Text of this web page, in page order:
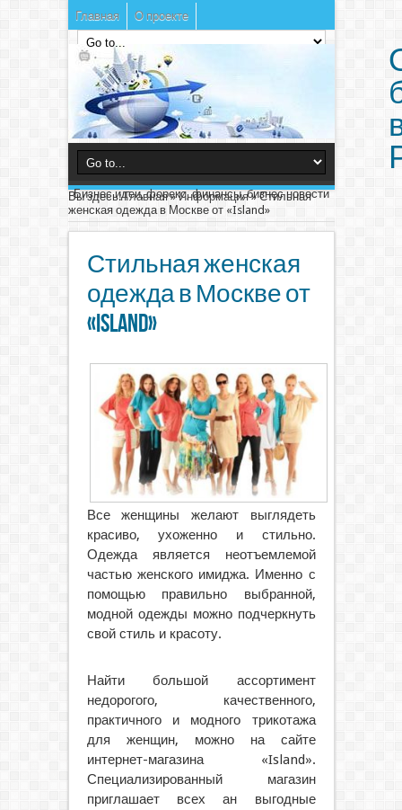
Главная О проекте
Бизнес идеи, форекс, финансы, бизнес новости
Вы здесь:Главная»Информация»Стильная
женская одежда в Москве от «Island»
Стильная женская
одежда в Москве от
«Island»
Все женщины желают выглядеть
красиво, ухоженно и стильно.
Одежда является неотъемлемой
частью женского имиджа. Именно с
помощью правильно выбранной,
модной одежды можно подчеркнуть
свой стиль и красоту.
Найти большой ассортимент
недорогого, качественного,
практичного и модного трикотажа
для женщин, можно на сайте
интернет-магазина «Island».
Специализированный магазин
приглашает всех ан выгодные